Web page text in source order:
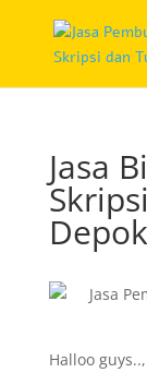
Jasa
Depok
Halloo